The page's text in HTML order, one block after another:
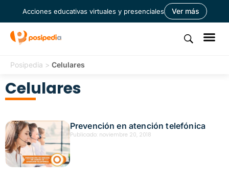
Acciones educativas virtuales y presenciales Ver más
Posipedia > Celulares
Celulares
Prevención en atención telefónica
Publicado: noviembre 20, 2018